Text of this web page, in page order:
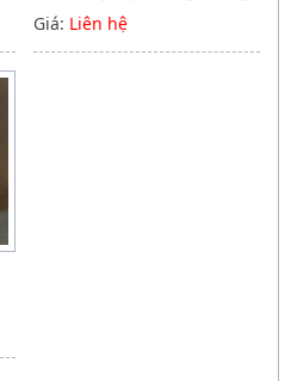
Phoenix instrument
Germany
Giá: Liên hệ